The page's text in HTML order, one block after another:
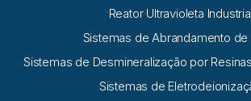
Reator Ultravioleta
Sistemas de Abrandamento de
Sistemas de Desmineralização por
Sistemas de